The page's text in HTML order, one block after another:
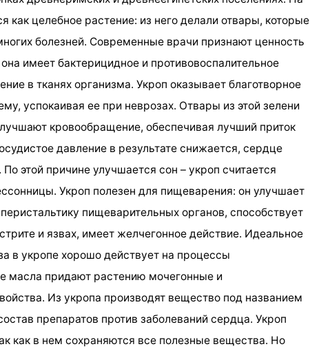
как целебное растение: из него делали отвары, которые
болезней. Современные врачи признают ценность
имеет бактерицидное и противовоспалительное
в тканях организма. Укроп оказывает благотворное
успокаивая ее при неврозах. Отвары из этой зелени
кровообращение, обеспечивая лучший приток
давление в результате снижается, сердце
этой причине улучшается сон – укроп считается
Укроп полезен для пищеварения: он улучшает
пищеварительных органов, способствует
и язвах, имеет желчегонное действие. Идеальное
в укропе хорошо действует на процессы
масла придают растению мочегонные и
Из укропа производят вещество под названием
препаратов против заболеваний сердца. Укроп
как в нем сохраняются все полезные вещества. Но